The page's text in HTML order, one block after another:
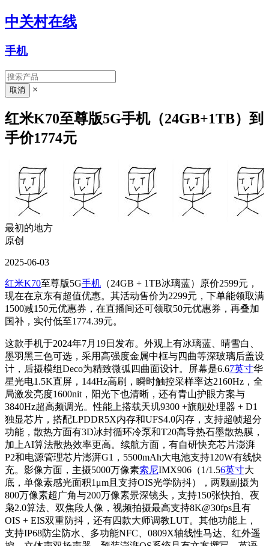
中关村在线
手机
×
红米K70至尊版5G手机（24GB+1TB）到
手价1774元
最初的地方
原创
2025-06-03
红米K70至尊版5G手机 （24GB + 1TB冰璃蓝）原价2599元，
现在在京东有超值优惠。其活动售价为2299元，下单能领取满
1500减150元优惠券，在直播间还可领取50元优惠券，再叠加
国补，实付低至1774.39元。
这款手机于2024年7月19日发布。外观上有冰璃蓝、晴雪白、
墨羽黑三色可选，采用高强度金属中框与四曲等深玻璃后盖设
计，后摄模组Deco为精致微弧四曲面设计。屏幕是6.67英寸华
星光电1.5K直屏，144Hz高刷，瞬时触控采样率达2160Hz，全
局激发亮度1600nit，阳光下也清晰，还有青山护眼方案与
3840Hz超高频调光。性能上搭载天玑9300 +旗舰处理器 + D1
独显芯片，搭配LPDDR5X内存和UFS4.0闪存，支持超帧超分
功能，散热方面有3D冰封循环冷泵和T20高导热石墨散热膜，
加上AI算法散热效率更高。续航方面，有自研快充芯片澎湃
P2和电源管理芯片澎湃G1，5500mAh大电池支持120W有线快
充。影像方面，主摄5000万像素索尼IMX906（1/1.56英寸大
底，单像素感光面积1μm且支持OIS光学防抖），两颗副摄为
800万像素超广角与200万像素景深镜头，支持150张快拍、夜
枭2.0算法、双焦段人像，视频拍摄最高支持8K@30fps且有
OIS + EIS双重防抖，还有四款大师调教LUT。其他功能上，
支持IP68防尘防水、多功能NFC、0809X轴线性马达、红外遥